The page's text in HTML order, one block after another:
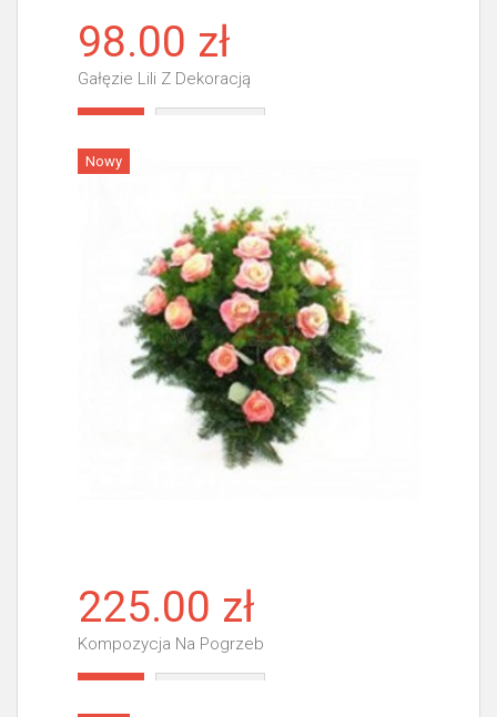
98.00 zł
Gałęzie Lili Z Dekoracją
Nowy
225.00 zł
Kompozycja Na Pogrzeb